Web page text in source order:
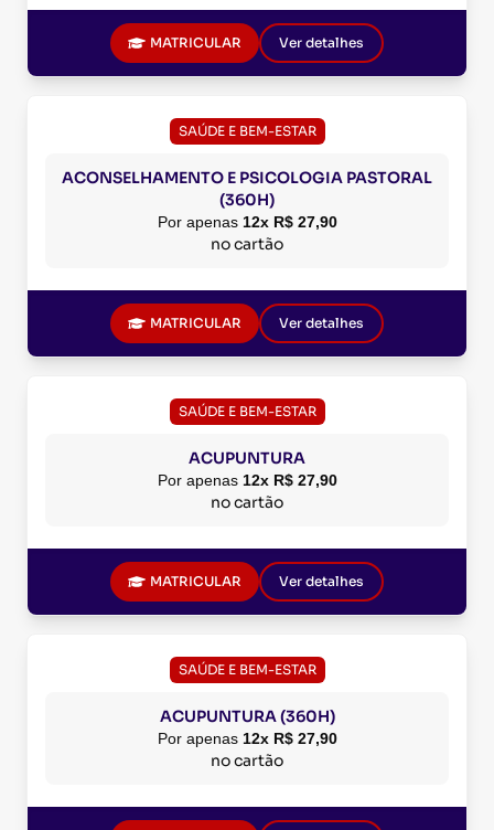
MATRICULAR Ver detalhes
SAÚDE E BEM-ESTAR
ACONSELHAMENTO E PSICOLOGIA PASTORAL
(360H)
Por apenas 12x R$ 27,90
no cartão
MATRICULAR Ver detalhes
SAÚDE E BEM-ESTAR
ACUPUNTURA
Por apenas 12x R$ 27,90
no cartão
MATRICULAR Ver detalhes
SAÚDE E BEM-ESTAR
ACUPUNTURA (360H)
Por apenas 12x R$ 27,90
no cartão